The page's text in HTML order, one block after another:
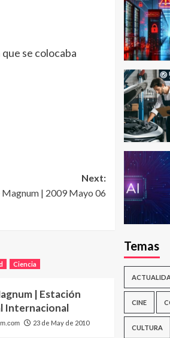
se colocaba
Next:
| 2009 Mayo 06
Ciencia
| Estación
Internacional
23 de May de 2010
Temas
CINE
CULTURA